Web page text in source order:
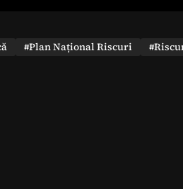
#Plan Național Riscuri